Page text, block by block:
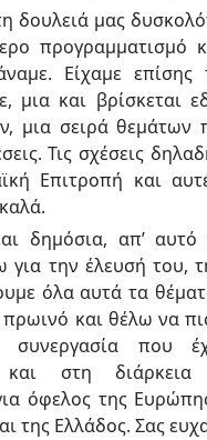
δουλειά μας
προγραμματισμό
Είχαμε επίσης
μια και βρίσκεται
μια σειρά θεμάτων
Τις σχέσεις
Επιτροπή και
δημόσια, απ’
για την έλευσή του,
όλα αυτά τα
και θέλω να
συνεργασία που
και στη
όφελος της
της Ελλάδος. Σας